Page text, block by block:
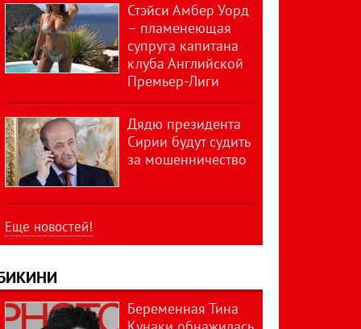
Стэйси Амбер Уорд
– пламенеющая
супруга капитана
клуба Английской
Премьер-Лиги
Дядю президента
Сирии будут судить
за мошенничество
Еще новостей!
Беременная Тина